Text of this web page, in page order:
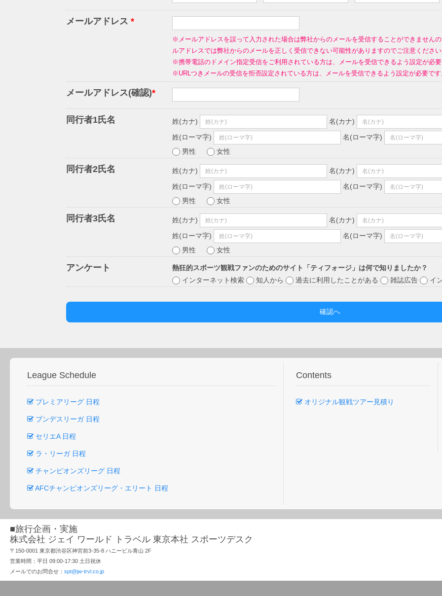
メールアドレス*
※メールアドレスを誤って入力された場合は弊社からのメールを受信することができません
ルアドレスでは弊社からのメールを正しく受信できない可能性がありますのでご注意ください
※携帯電話のドメイン指定受信をご利用されている方は、メールを受信できるよう設定が必
※URLつきメールの受信を拒否設定されている方は、メールを受信できるよう設定が必要です
メールアドレス(確認)*
同行者1氏名 姓(カナ)
名(カナ)
姓(ローマ字)
名(ローマ字)
男性
女性
同行者2氏名 姓(カナ)
名(カナ)
姓(ローマ字)
名(ローマ字)
男性
女性
同行者3氏名 姓(カナ)
名(カナ)
姓(ローマ字)
名(ローマ字)
男性
女性
アンケート
熱狂的スポーツ観戦ファンのためのサイト「ティフォージ」は何で知りましたか？
インターネット検索
知人から 過去に利用したことがある 雑誌広告 イ
League Schedule
プレミアリーグ 日程
ブンデスリーガ 日程
セリエA 日程
ラ・リーガ 日程
チャンピオンズリーグ 日程
AFCチャンピオンズリーグ・エリート 日程
Contents
オリジナル観戦ツアー見積り
■旅行企画・実施
株式会社 ジェイ ワールド トラベル 東京本社 スポーツデスク
〒150-0001 東京都渋谷区神宮前3-35-8 ハニービル青山 2F
営業時間：平日 09:00-17:30 土日祝休
メールでのお問合せ： spt@jw-trvl.co.jp